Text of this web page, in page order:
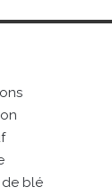
blé